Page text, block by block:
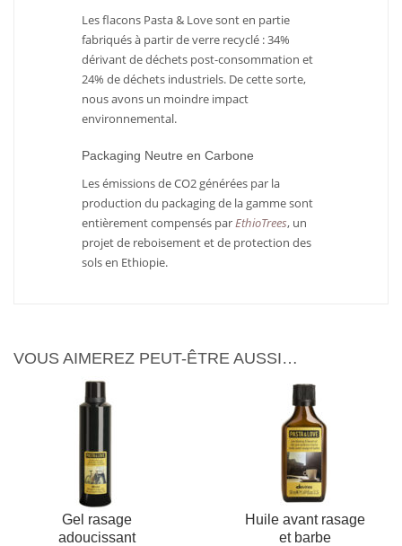
Les flacons Pasta & Love sont en partie
fabriqués à partir de verre recyclé : 34%
dérivant de déchets post-consommation et
24% de déchets industriels. De cette sorte,
nous avons un moindre impact
environnemental.
Packaging Neutre en Carbone
Les émissions de CO2 générées par la
production du packaging de la gamme sont
entièrement compensés parEthioTrees, un
projet de reboisement et de protection des
sols en Ethiopie.
VOUS AIMEREZ PEUT-ÊTRE AUSSI…
Gel rasage
adoucissant
AJOUTER
AU PANIER
PLUS
D'INFOS
Huile avant rasage
et barbe
AJOUTER
AU PANIER
PLUS
D'INFOS
AJOUTER
AU PANIER
PLUS
D'INFOS